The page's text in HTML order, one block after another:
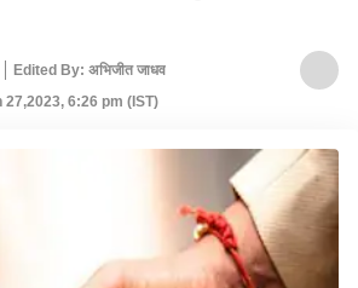
Edited By: अभिजीत जाधव
6:26 pm (IST)